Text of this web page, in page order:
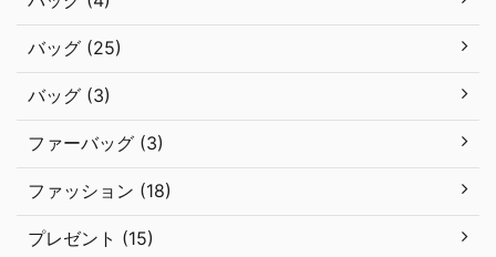
バッグ (25)
バッグ (3)
ファーバッグ (3)
ファッション (18)
プレゼント (15)